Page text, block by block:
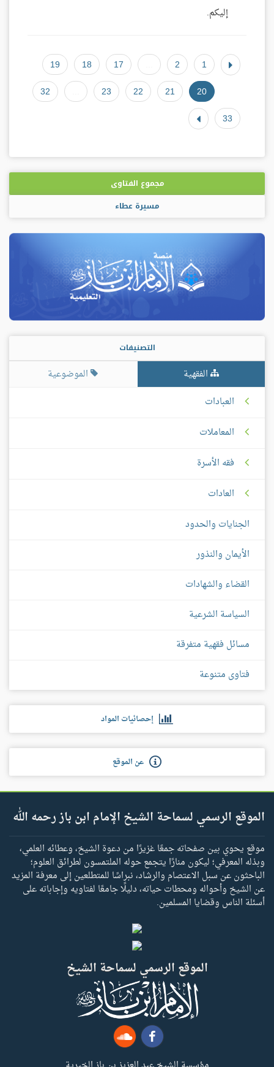
إليكم.
1
2
17
18
19
20
21
22
23
32
33
مجموع الفتاوى
مسيرة عطاء
التصنيفات
الفقهية
الموضوعية
العبادات
المعاملات
فقه الأسرة
العادات
الجنايات والحدود
الأيمان والنذور
القضاء والشهادات
السياسة الشرعية
مسائل فقهية متفرقة
فتاوى متنوعة
إحصائيات المواد
عن الموقع
الموقع الرسمي لسماحة الشيخ الإمام ابن باز رحمه الله
موقع يحوي بين صفحاته جمعًا غزيرًا من دعوة الشيخ، وعطائه العلمي،
وبذله المعرفي؛ ليكون منارًا يتجمع حوله الملتمسون لطرائق العلوم؛
الباحثون عن سبل الاعتصام والرشاد، نبراسًا للمتطلعين إلى معرفة المزيد
عن الشيخ وأحواله ومحطات حياته، دليلًا جامعًا لفتاويه وإجاباته على
أسئلة الناس وقضايا المسلمين.
الموقع الرسمي لسماحة الشيخ